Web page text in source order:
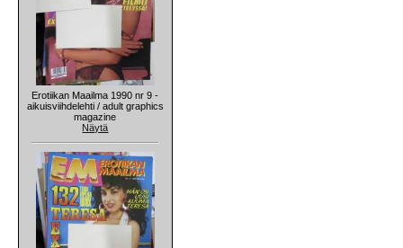
Erotiikan Maailma 1990 nr 9 -
aikuisviihdelehti / adult graphics
magazine
Näytä